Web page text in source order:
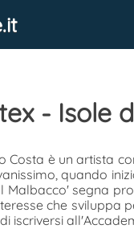
- Isole
Costa è un artista
quando
Malbacco' segna
che sviluppa
iscriversi